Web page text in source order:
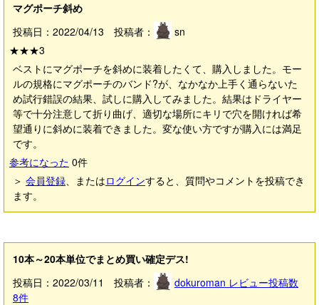
マグポーチ斜め
投稿日：2022/04/13 投稿者：
sn
★★★3
ベストにマグポーチを斜めに装着したくて、購入しました。モー
ルの規格にマグポーチのバンド?が、なかなか上手く通らないた
め試行錯誤の結果、試しに購入してみました。結果はドライヤー
等で十分注意して折り曲げ、適切な場所にキリで穴を開ければ希
望通りに斜めに装着できました。変な使い方ですが購入には満足
です。
参考になった 0件
＞ 会員登録、またはログインすると、質問やコメントを投稿でき
ます。
10本～20本単位でまとめ買い確定デス!
投稿日：2022/03/11 投稿者：
dokuroman レビュー投稿数
8件